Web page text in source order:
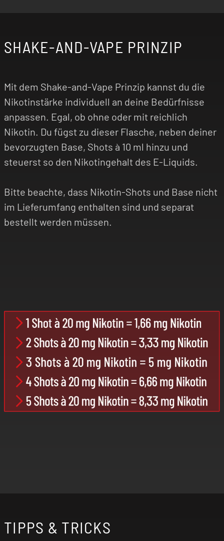
SHAKE-AND-VAPE PRINZIP
Mit dem Shake-and-Vape Prinzip kannst du die
Nikotinstärke individuell an deine Bedürfnisse
anpassen. Egal, ob ohne oder mit reichlich
Nikotin. Du fügst zu dieser Flasche, neben deiner
bevorzugten Base, Shots à 10 ml hinzu und
steuerst so den Nikotingehalt des E-Liquids.
Bitte beachte, dass Nikotin-Shots und Base nicht
im Lieferumfang enthalten sind und separat
bestellt werden müssen.
TIPPS & TRICKS